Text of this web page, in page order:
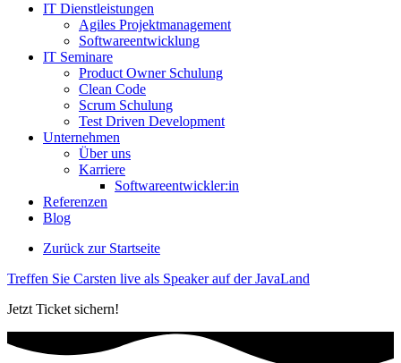
IT Dienstleistungen
Agiles Projektmanagement
Softwareentwicklung
IT Seminare
Product Owner Schulung
Clean Code
Scrum Schulung
Test Driven Development
Unternehmen
Über uns
Karriere
Softwareentwickler:in
Referenzen
Blog
Zurück zur Startseite
Treffen Sie Carsten live als Speaker auf der JavaLand
Jetzt Ticket sichern!